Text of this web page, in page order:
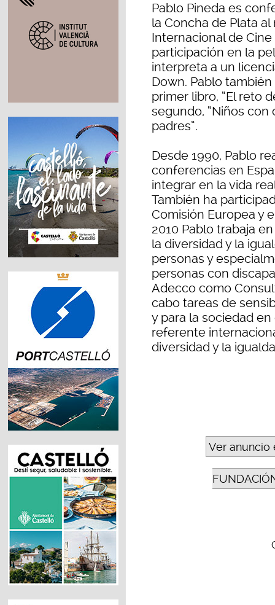
Pablo Pineda es
la Concha de Plata
Internacional de
participación en la
interpreta a un
Down. Pablo
primer libro, “El reto
segundo, “Niños con
padres”.
Desde 1990, Pablo
conferencias en
integrar en la vida
También ha
Comisión Europea y
2010 Pablo trabaja
la diversidad y la
personas y
personas con
Adecco como
cabo tareas de
y para la sociedad
referente
diversidad y la
Ver anuncio